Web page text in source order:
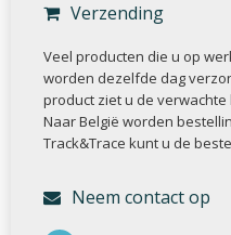
Verzending
Veel producten die u op
worden dezelfde dag
product ziet u de
Naar België worden
Track&Trace kunt u de
Neem contact op